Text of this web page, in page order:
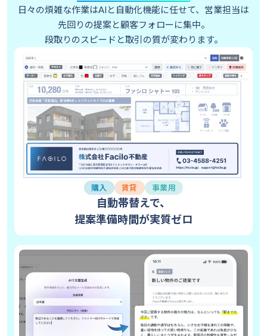
日々の煩雑な作業はAIと自動化機能に任せて、営業担当は
先回りの提案と顧客フォローに集中。
段取りのスピードと取引の質が変わります。
購入 賃貸 事業用
自動帯替えで、
提案準備時間が実質ゼロ